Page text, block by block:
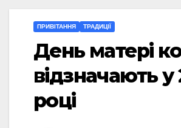
ПРИВІТАННЯ ТРАДИЦІЇ
День матері
відзначають у
році